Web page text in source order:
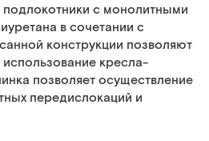
с монолитными
в сочетании с
конструкции позволяют
кресла-
позволяет осуществление
передислокаций и